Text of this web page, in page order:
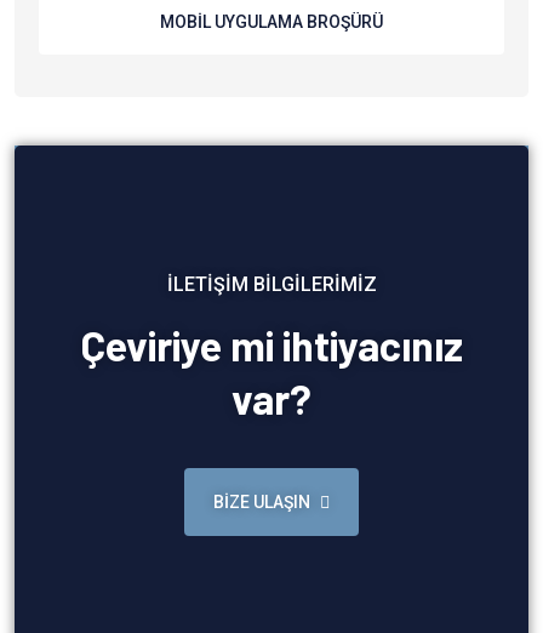
MOBİL UYGULAMA BROŞÜRÜ
İLETİŞİM BİLGİLERİMİZ
Çeviriye mi ihtiyacınız
var?
BİZE ULAŞIN